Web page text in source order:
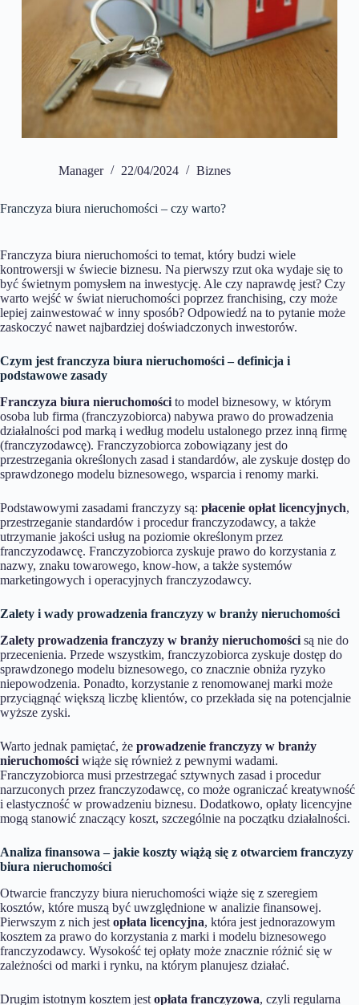
Manager 22/04/2024 Biznes
Franczyza biura nieruchomości – czy warto?
Franczyza biura nieruchomości to temat, który budzi wiele
kontrowersji w świecie biznesu. Na pierwszy rzut oka wydaje się to
być świetnym pomysłem na inwestycję. Ale czy naprawdę jest? Czy
warto wejść w świat nieruchomości poprzez franchising, czy może
lepiej zainwestować w inny sposób? Odpowiedź na to pytanie może
zaskoczyć nawet najbardziej doświadczonych inwestorów.
Czym jest franczyza biura nieruchomości – definicja i
podstawowe zasady
Franczyza biura nieruchomości to model biznesowy, w którym
osoba lub firma (franczyzobiorca) nabywa prawo do prowadzenia
działalności pod marką i według modelu ustalonego przez inną firmę
(franczyzodawcę). Franczyzobiorca zobowiązany jest do
przestrzegania określonych zasad i standardów, ale zyskuje dostęp do
sprawdzonego modelu biznesowego, wsparcia i renomy marki.
Podstawowymi zasadami franczyzy są: płacenie opłat licencyjnych,
przestrzeganie standardów i procedur franczyzodawcy, a także
utrzymanie jakości usług na poziomie określonym przez
franczyzodawcę. Franczyzobiorca zyskuje prawo do korzystania z
nazwy, znaku towarowego, know-how, a także systemów
marketingowych i operacyjnych franczyzodawcy.
Zalety i wady prowadzenia franczyzy w branży nieruchomości
Zalety prowadzenia franczyzy w branży nieruchomości są nie do
przecenienia. Przede wszystkim, franczyzobiorca zyskuje dostęp do
sprawdzonego modelu biznesowego, co znacznie obniża ryzyko
niepowodzenia. Ponadto, korzystanie z renomowanej marki może
przyciągnąć większą liczbę klientów, co przekłada się na potencjalnie
wyższe zyski.
Warto jednak pamiętać, że prowadzenie franczyzy w branży
nieruchomości wiąże się również z pewnymi wadami.
Franczyzobiorca musi przestrzegać sztywnych zasad i procedur
narzuconych przez franczyzodawcę, co może ograniczać kreatywność
i elastyczność w prowadzeniu biznesu. Dodatkowo, opłaty licencyjne
mogą stanowić znaczący koszt, szczególnie na początku działalności.
Analiza finansowa – jakie koszty wiążą się z otwarciem franczyzy
biura nieruchomości
Otwarcie franczyzy biura nieruchomości wiąże się z szeregiem
kosztów, które muszą być uwzględnione w analizie finansowej.
Pierwszym z nich jest opłata licencyjna, która jest jednorazowym
kosztem za prawo do korzystania z marki i modelu biznesowego
franczyzodawcy. Wysokość tej opłaty może znacznie różnić się w
zależności od marki i rynku, na którym planujesz działać.
Drugim istotnym kosztem jest opłata franczyzowa, czyli regularna